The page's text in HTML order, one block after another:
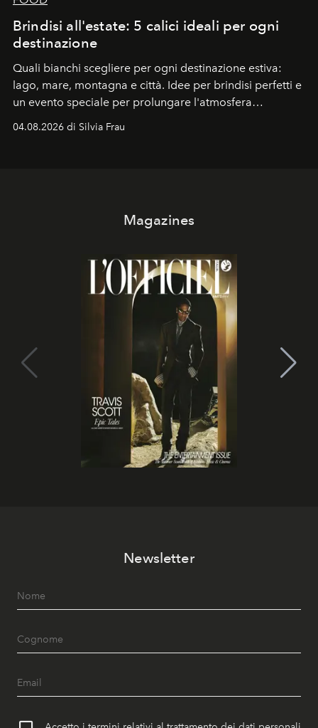
Brindisi all'estate: 5 calici ideali per ogni
destinazione
Quali bianchi scegliere per ogni destinazione estiva:
lago, mare, montagna e città. Idee per brindisi perfetti e
un evento speciale per prolungare l'atmosfera
04.08.2026 di Silvia Frau
Magazines
Newsletter